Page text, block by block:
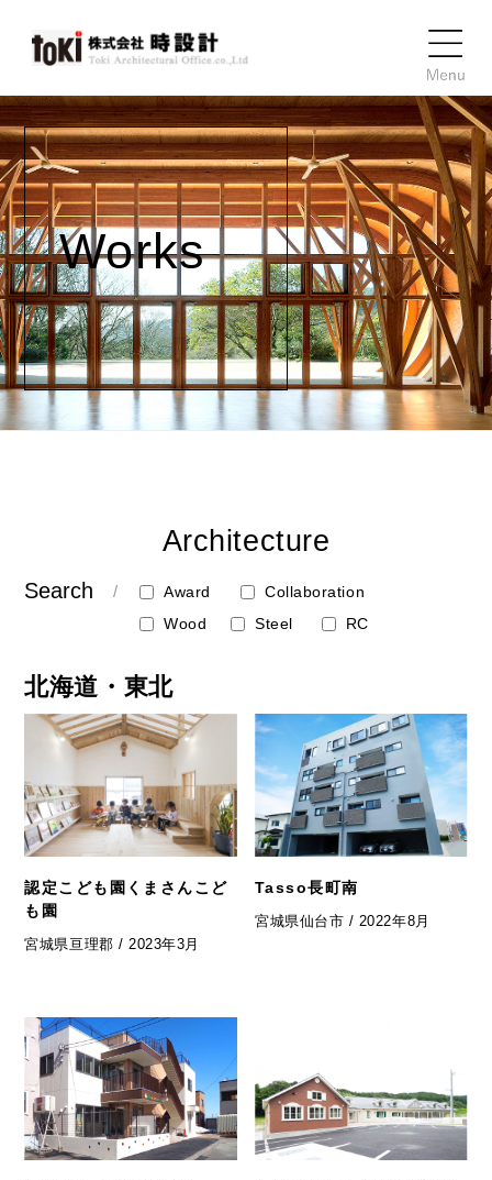
Works
Architecture
Search Award
Collaboration
Wood
Steel RC
北海道・東北
認定こども園くまさんこど
も園
宮城県亘理郡 / 2023年3月
Tasso長町南
宮城県仙台市 / 2022年8月